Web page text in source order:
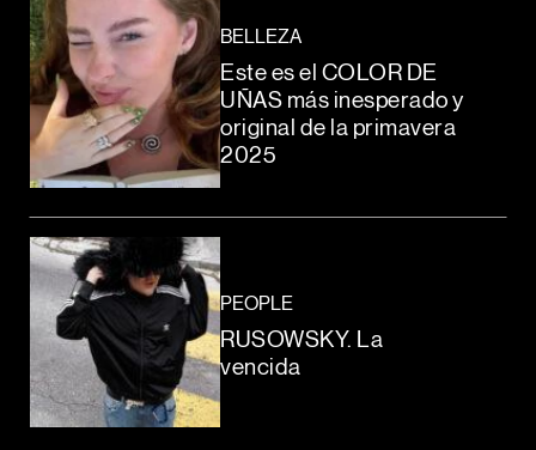
BELLEZA
Este es el COLOR DE
UÑAS más inesperado y
original de la primavera
2025
PEOPLE
RUSOWSKY. La
vencida